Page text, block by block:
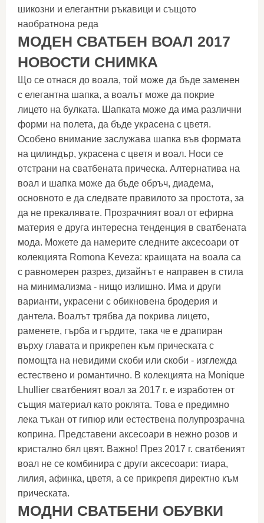
шикозни и елегантни ръкавици и същото
наобратнона реда
МОДЕН СВАТБЕН ВОАЛ 2017
НОВОСТИ СНИМКА
Що се отнася до воала, той може да бъде заменен
с елегантна шапка, а воалът може да покрие
лицето на булката. Шапката може да има различни
форми на полета, да бъде украсена с цветя.
Особено внимание заслужава шапка във формата
на цилиндър, украсена с цветя и воал. Носи се
отстрани на сватбената прическа. Алтернатива на
воал и шапка може да бъде обръч, диадема,
основното е да следвате правилото за простота, за
да не прекалявате. Прозрачният воал от ефирна
материя е друга интересна тенденция в сватбената
мода. Можете да намерите следните аксесоари от
колекцията Romona Keveza: краищата на воала са
с равномерен разрез, дизайнът е направен в стила
на минимализма - нищо излишно. Има и други
варианти, украсени с обикновена бродерия и
дантела. Воалът трябва да покрива лицето,
раменете, гърба и гърдите, така че е драпиран
върху главата и прикрепен към прическата с
помощта на невидими скоби или скоби - изглежда
естествено и романтично. В колекцията на Monique
Lhullier сватбеният воал за 2017 г. е изработен от
същия материал като роклята. Това е предимно
лека тъкан от гипюр или естествена полупрозрачна
коприна. Представени аксесоари в нежно розов и
кристално бял цвят. Важно! През 2017 г. сватбеният
воал не се комбинира с други аксесоари: тиара,
лилия, афинка, цветя, а се прикрепя директно към
прическата.
МОДНИ СВАТБЕНИ ОБУВКИ